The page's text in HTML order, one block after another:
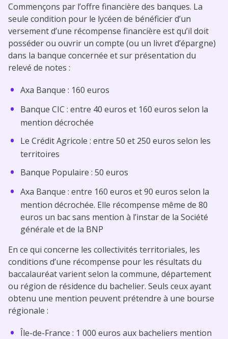
Commençons par l’offre financière des banques. La
seule condition pour le lycéen de bénéficier d’un
versement d’une récompense financière est qu’il doit
posséder ou ouvrir un compte (ou un livret d’épargne)
dans la banque concernée et sur présentation du
relevé de notes :
Axa Banque : 160 euros
Banque CIC : entre 40 euros et 160 euros selon la
mention décrochée
Le Crédit Agricole : entre 50 et 250 euros selon les
territoires
Banque Populaire : 50 euros
Axa Banque : entre 160 euros et 90 euros selon la
mention décrochée. Elle récompense même de 80
euros un bac sans mention à l’instar de la Société
générale et de la BNP
En ce qui concerne les collectivités territoriales, les
conditions d’une récompense pour les résultats du
baccalauréat varient selon la commune, département
ou région de résidence du bachelier. Seuls ceux ayant
obtenu une mention peuvent prétendre à une bourse
régionale :
Île-de-France : 1 000 euros aux bacheliers mention